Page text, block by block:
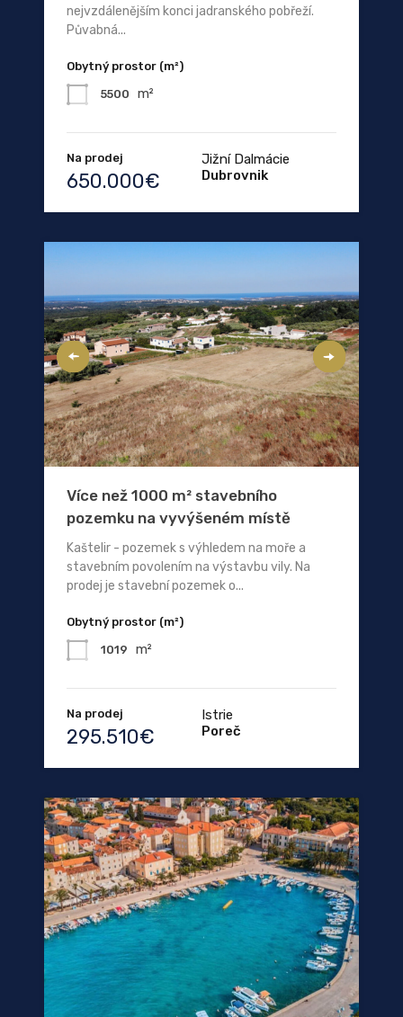
nejvzdálenějším konci jadranského pobřeží.
Půvabná...
Obytný prostor (m²)
5500 m²
Na prodej
650.000€
Jižní Dalmácie
Dubrovnik
Více než 1000 m² stavebního
pozemku na vyvýšeném místě
Kaštelir - pozemek s výhledem na moře a
stavebním povolením na výstavbu vily. Na
prodej je stavební pozemek o...
Obytný prostor (m²)
1019 m²
Na prodej
295.510€
Istrie
Poreč